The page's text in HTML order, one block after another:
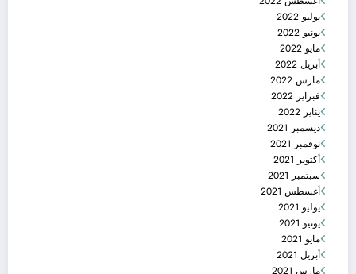
يوليو 2022
يونيو 2022
مايو 2022
أبريل 2022
مارس 2022
فبراير 2022
يناير 2022
ديسمبر 2021
نوفمبر 2021
أكتوبر 2021
سبتمبر 2021
أغسطس 2021
يوليو 2021
يونيو 2021
مايو 2021
أبريل 2021
مارس 2021